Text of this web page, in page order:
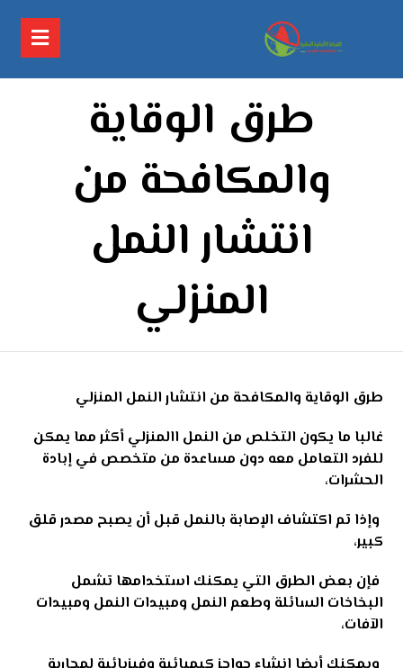
طرق الوقاية
والمكافحة من
انتشار النمل
المنزلي
طرق الوقاية والمكافحة من انتشار النمل المنزلي
غالبا ما يكون التخلص من النمل االمنزلي أكثر مما يمكن
للفرد التعامل معه دون مساعدة من متخصص في إبادة
الحشرات،
وإذا تم اكتشاف الإصابة بالنمل قبل أن يصبح مصدر قلق
كبير،
فإن بعض الطرق التي يمكنك استخدامها تشمل
البخاخات السائلة وطعم النمل ومبيدات النمل ومبيدات
الآفات،